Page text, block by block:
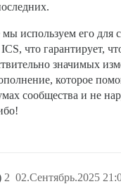
используем его для
что гарантирует,
значимых
которое
сообщества и не
02.Сентябрь.2025
2